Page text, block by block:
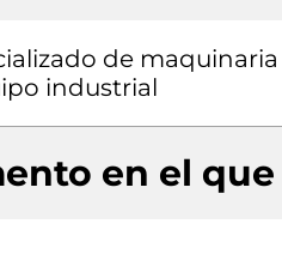
de
industrial
en el